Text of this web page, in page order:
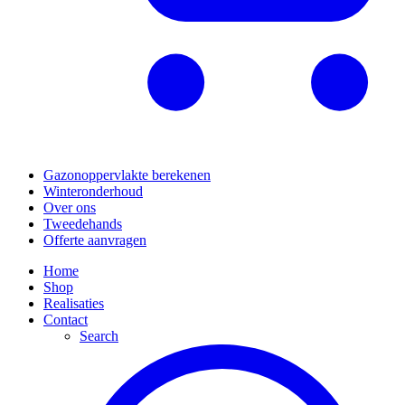
Gazonoppervlakte berekenen
Winteronderhoud
Over ons
Tweedehands
Offerte aanvragen
Home
Shop
Realisaties
Contact
Search